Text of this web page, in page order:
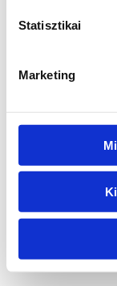
Statisztikai
Marketing